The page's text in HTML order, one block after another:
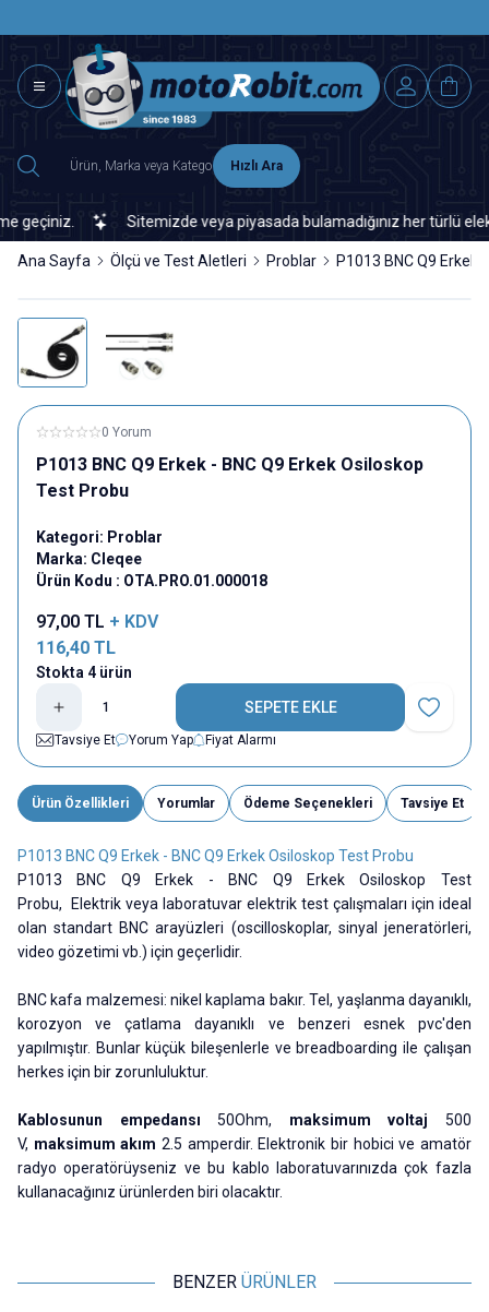
Hızlı Ara
Sitemizde veya piyasada bulamadığınız her türlü
Ana Sayfa Ölçü ve Test Aletleri Problar P1013 BNC Q9 Erkek
0 Yorum
P1013 BNC Q9 Erkek - BNC Q9 Erkek Osiloskop
Test Probu
Kategori: Problar
Marka: Cleqee
Ürün Kodu : OTA.PRO.01.000018
97,00 TL + KDV
116,40 TL
Stokta 4 ürün
SEPETE EKLE
Favoriye
Tavsiye Et
Yorum Yap Fiyat Alarmı
Ürün Özellikleri Yorumlar Ödeme Seçenekleri Tavsiye Et
P1013 BNC Q9 Erkek - BNC Q9 Erkek Osiloskop Test Probu
P1013 BNC Q9 Erkek - BNC Q9 Erkek Osiloskop Test
Probu,
Elektrik veya laboratuvar elektrik test çalışmaları için ideal
olan standart BNC arayüzleri (oscilloskoplar, sinyal jeneratörleri,
video gözetimi vb.) için geçerlidir.
BNC kafa malzemesi: nikel kaplama bakır. Tel, yaşlanma dayanıklı,
korozyon ve çatlama dayanıklı ve benzeri esnek pvc'den
yapılmıştır. Bunlar küçük bileşenlerle ve breadboarding ile çalışan
herkes için bir zorunluluktur.
Kablosunun empedansı 50Ohm, maksimum voltaj 500
V, maksimum akım 2.5 amperdir. Elektronik bir hobici ve amatör
radyo operatörüyseniz ve bu kablo laboratuvarınızda çok fazla
kullanacağınız ürünlerden biri olacaktır.
BENZER ÜRÜNLER